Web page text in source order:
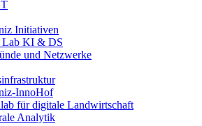
Initiativen
Lab KI & DS
und Netzwerke
InnoHof
für digitale Landwirtschaft
Analytik